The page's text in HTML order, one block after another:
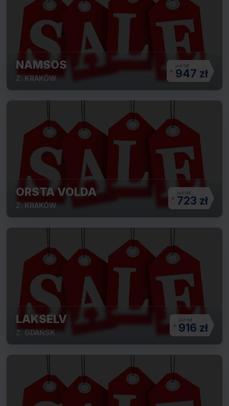
NAMSOS
Z: KRAKÓW 947 zł
ORSTA VOLDA
Z: KRAKÓW 723 zł
LAKSELV
Z: GDAŃSK 916 zł